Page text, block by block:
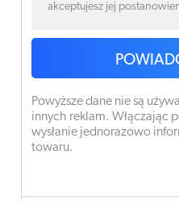
akceptujesz jej
Powyższe dane nie są
innych reklam. Włączając
wysłanie jednorazowo
towaru.